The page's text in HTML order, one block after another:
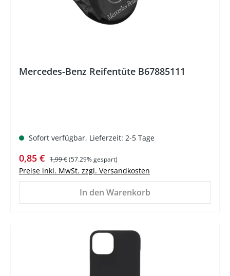
Mercedes-Benz Reifentüte B67885111
Sofort verfügbar, Lieferzeit: 2-5 Tage
Verkaufspreis:
0,85 € Regulärer Preis:
1,99 €(57.29% gespart)
Preise inkl. MwSt. zzgl. Versandkosten
In den Warenkorb